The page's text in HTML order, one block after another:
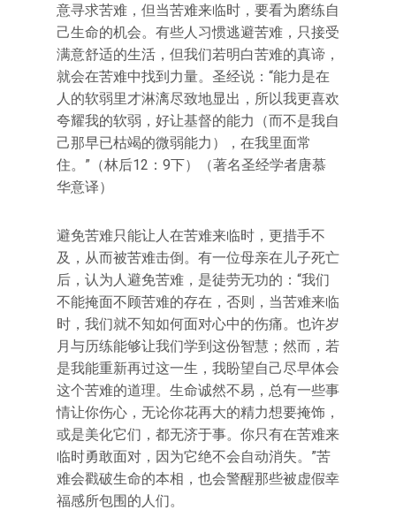
意寻求苦难，但当苦难来临时，要看为磨练自
己生命的机会。有些人习惯逃避苦难，只接受
满意舒适的生活，但我们若明白苦难的真谛，
就会在苦难中找到力量。圣经说：“能力是在
人的软弱里才淋漓尽致地显出，所以我更喜欢
夸耀我的软弱，好让基督的能力（而不是我自
己那早已枯竭的微弱能力），在我里面常
住。”（林后12：9下）（著名圣经学者唐慕
华意译）
避免苦难只能让人在苦难来临时，更措手不
及，从而被苦难击倒。有一位母亲在儿子死亡
后，认为人避免苦难，是徒劳无功的：“我们
不能掩面不顾苦难的存在，否则，当苦难来临
时，我们就不知如何面对心中的伤痛。也许岁
月与历练能够让我们学到这份智慧；然而，若
是我能重新再过这一生，我盼望自己尽早体会
这个苦难的道理。生命诚然不易，总有一些事
情让你伤心，无论你花再大的精力想要掩饰，
或是美化它们，都无济于事。你只有在苦难来
临时勇敢面对，因为它绝不会自动消失。”苦
难会戳破生命的本相，也会警醒那些被虚假幸
福感所包围的人们。